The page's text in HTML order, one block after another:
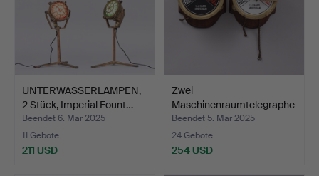
UNTERWASSERLAMPEN,
2 Stück, Imperial Fount…
Beendet 6. Mär 2025
11 Gebote
211 USD
Zwei
Maschinenraumtelegraphe
n des 20. Jahr…
Beendet 5. Mär 2025
24 Gebote
254 USD